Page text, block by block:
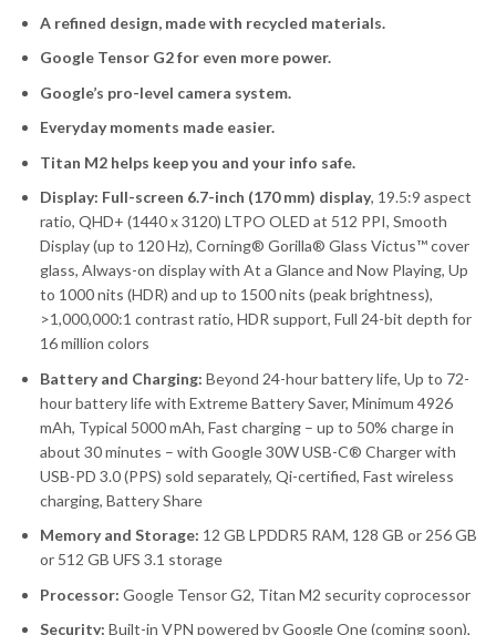
A refined design, made with recycled materials.
Google Tensor G2 for even more power.
Google’s pro-level camera system.
Everyday moments made easier.
Titan M2 helps keep you and your info safe.
Display: Full-screen 6.7-inch (170 mm) display, 19.5:9 aspect
ratio, QHD+ (1440 x 3120) LTPO OLED at 512 PPI, Smooth
Display (up to 120 Hz), Corning® Gorilla® Glass Victus™ cover
glass, Always-on display with At a Glance and Now Playing, Up
to 1000 nits (HDR) and up to 1500 nits (peak brightness),
>1,000,000:1 contrast ratio, HDR support, Full 24-bit depth for
16 million colors
Battery and Charging: Beyond 24-hour battery life, Up to 72-
hour battery life with Extreme Battery Saver, Minimum 4926
mAh, Typical 5000 mAh, Fast charging – up to 50% charge in
about 30 minutes – with Google 30W USB-C® Charger with
USB-PD 3.0 (PPS) sold separately, Qi-certified, Fast wireless
charging, Battery Share
Memory and Storage: 12 GB LPDDR5 RAM, 128 GB or 256 GB
or 512 GB UFS 3.1 storage
Processor: Google Tensor G2, Titan M2 security coprocessor
Security: Built-in VPN powered by Google One (coming soon),